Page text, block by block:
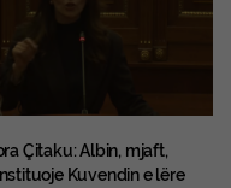
Çitaku: Albin, mjaft,
Kuvendin e lëre